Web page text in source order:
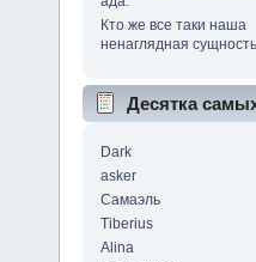
Кто же все таки наша
ненаглядная
Десятка
Dark
asker
Самаэль
Tiberius
Alina